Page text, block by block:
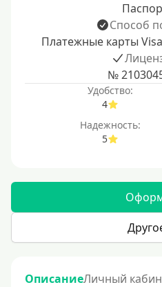
Способ
Платежные карты
№
Удобство:
4
Надежность:
5
ОписаниеЛичный